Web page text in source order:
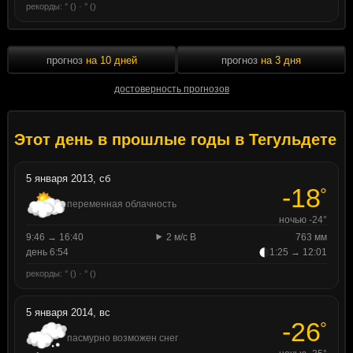
рекорды: ° () · ° ()
прогноз на 10 дней
достоверность прогнозов
прогноз на 3 дня
Этот день в прошлые годы в Тегульдете
5 января 2013, сб
переменная облачность -18°
ночью -24°
9:46 → 16:40
2 м/с В
763 мм
день 6:54
1:25 → 12:01
рекорды: ° () · ° ()
5 января 2014, вс
пасмурно возможен снег -26°